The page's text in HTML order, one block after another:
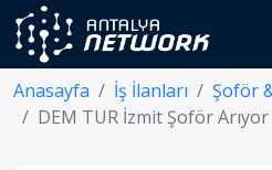
Anasayfa İş İlanları
Şoför
DEM TUR İzmit Şoför Arıyor